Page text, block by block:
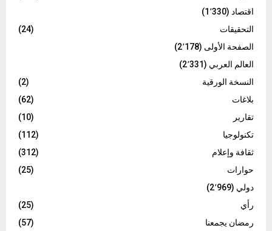
اقتصاد (1٬330)
التحقيقات
(24)
الصفحة الأولى (2٬178)
العالم العربي (2٬331)
النسخة الورقية
(2)
بلاغات
(62)
تقارير
(10)
تكنولوجيا
(112)
ثقافة وإعلام
(312)
حوارات
(25)
دولي (2٬969)
رأي
(25)
رمضان يجمعنا
(57)